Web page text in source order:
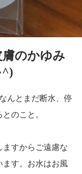
のかゆみ
んとまだ断水、停
のこと。
ますからご遠慮な
ます。お水はお風